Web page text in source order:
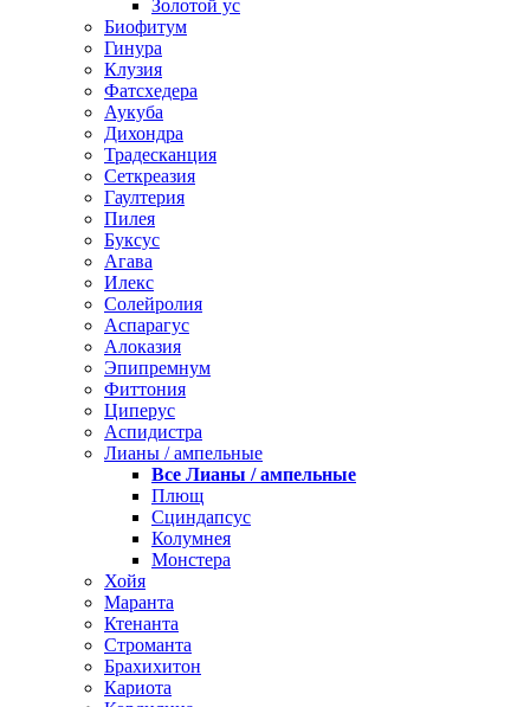
Золотой ус
Биофитум
Гинура
Клузия
Фатсхедера
Аукуба
Дихондра
Традесканция
Сеткреазия
Гаултерия
Пилея
Буксус
Агава
Илекс
Солейролия
Аспарагус
Алоказия
Эпипремнум
Фиттония
Циперус
Аспидистра
Лианы / ампельные
Все Лианы / ампельные
Плющ
Сциндапсус
Колумнея
Монстера
Хойя
Маранта
Ктенанта
Строманта
Брахихитон
Кариота